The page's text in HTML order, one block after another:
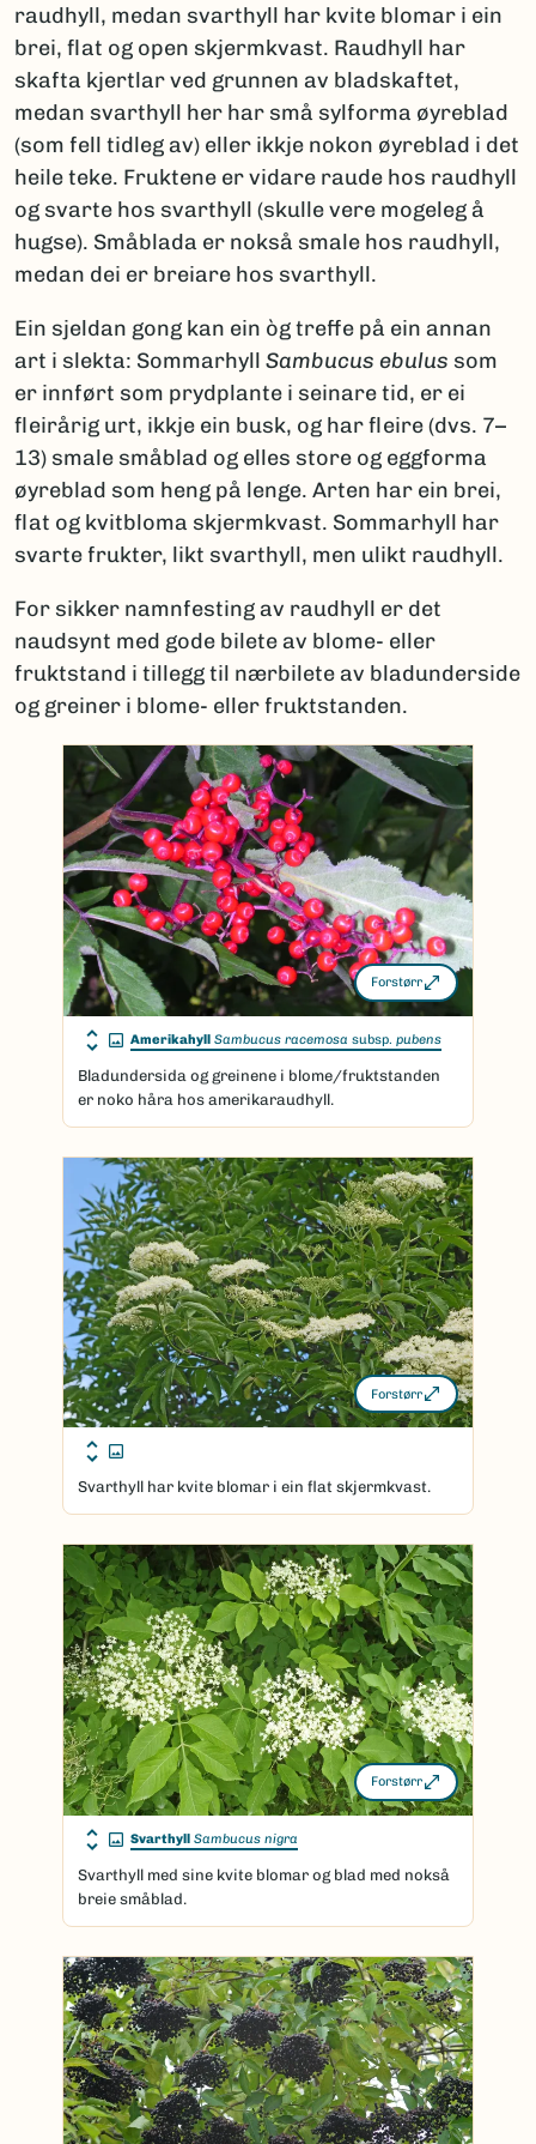
raudhyll, medan svarthyll har kvite blomar i ein
brei, flat og open skjermkvast. Raudhyll har
skafta kjertlar ved grunnen av bladskaftet,
medan svarthyll her har små sylforma øyreblad
(som fell tidleg av) eller ikkje nokon øyreblad i det
heile teke. Fruktene er vidare raude hos raudhyll
og svarte hos svarthyll (skulle vere mogeleg å
hugse). Småblada er nokså smale hos raudhyll,
medan dei er breiare hos svarthyll.
Ein sjeldan gong kan ein òg treffe på ein annan
art i slekta: Sommarhyll Sambucus ebulus som
er innført som prydplante i seinare tid, er ei
fleirårig urt, ikkje ein busk, og har fleire (dvs. 7–
13) smale småblad og elles store og eggforma
øyreblad som heng på lenge. Arten har ein brei,
flat og kvitbloma skjermkvast. Sommarhyll har
svarte frukter, likt svarthyll, men ulikt raudhyll.
For sikker namnfesting av raudhyll er det
naudsynt med gode bilete av blome- eller
fruktstand i tillegg til nærbilete av bladunderside
og greiner i blome- eller fruktstanden.
Forstørr
Amerikahyll Sambucus racemosa subsp. pubens
Bladundersida og greinene i blome/fruktstanden
er noko håra hos amerikaraudhyll.
Forstørr
Svarthyll har kvite blomar i ein flat skjermkvast.
Forstørr
Svarthyll Sambucus nigra
Svarthyll med sine kvite blomar og blad med nokså
breie småblad.